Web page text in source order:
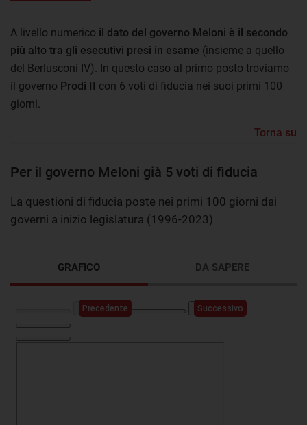
A livello numerico il dato del governo Meloni è il secondo
più alto tra gli esecutivi presi in esame (insieme a quello
del Berlusconi IV). In questo caso al primo posto troviamo
il governo Prodi II con 6 voti di fiducia nei suoi primi 100
giorni.
Torna su
Per il governo Meloni già 5 voti di fiducia
La questioni di fiducia poste nei primi 100 giorni dai
governi a inizio legislatura (1996-2023)
GRAFICO DA SAPERE